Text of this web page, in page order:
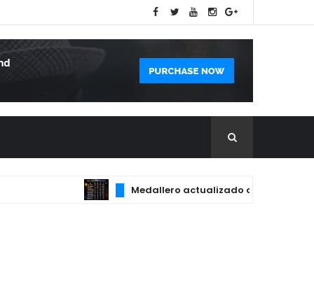
Medallero actualizado con las principales